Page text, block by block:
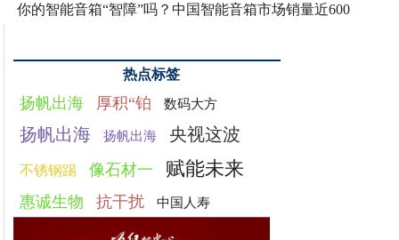
你的智能音箱“智障”吗？中国智能音箱市场销量近600
热点标签
扬帆出海 厚积“铂 数码大方
扬帆出海 扬帆出海 央视这波
不锈钢踢 像石材一 赋能未来
惠诚生物 抗干扰 中国人寿